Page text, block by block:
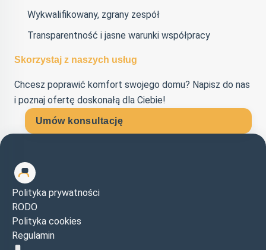
Wykwalifikowany, zgrany zespół
Transparentność i jasne warunki współpracy
Skorzystaj z naszych usług
Chcesz poprawić komfort swojego domu? Napisz do nas
i poznaj ofertę doskonałą dla Ciebie!
Umów konsultację
Polityka prywatności
RODO
Polityka cookies
Regulamin